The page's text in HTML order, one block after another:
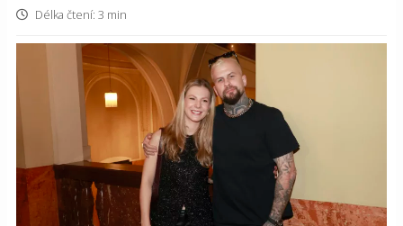
Délka čtení: 3 min